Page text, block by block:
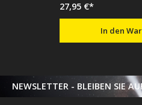
27,95 €*
In den
NEWSLETTER - BLEIBEN SIE